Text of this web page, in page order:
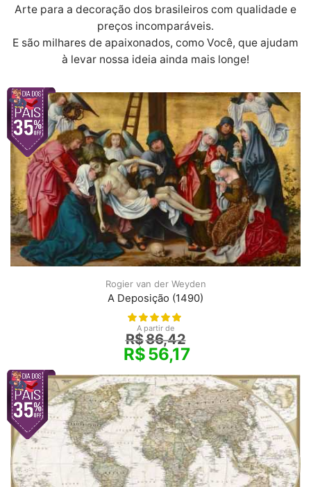
Arte para a decoração dos brasileiros com qualidade e
preços incomparáveis.
E são milhares de apaixonados, como Você, que ajudam
à levar nossa ideia ainda mais longe!
Rogier van der Weyden
A Deposição (1490)
A partir de
R$86,42
R$56,17